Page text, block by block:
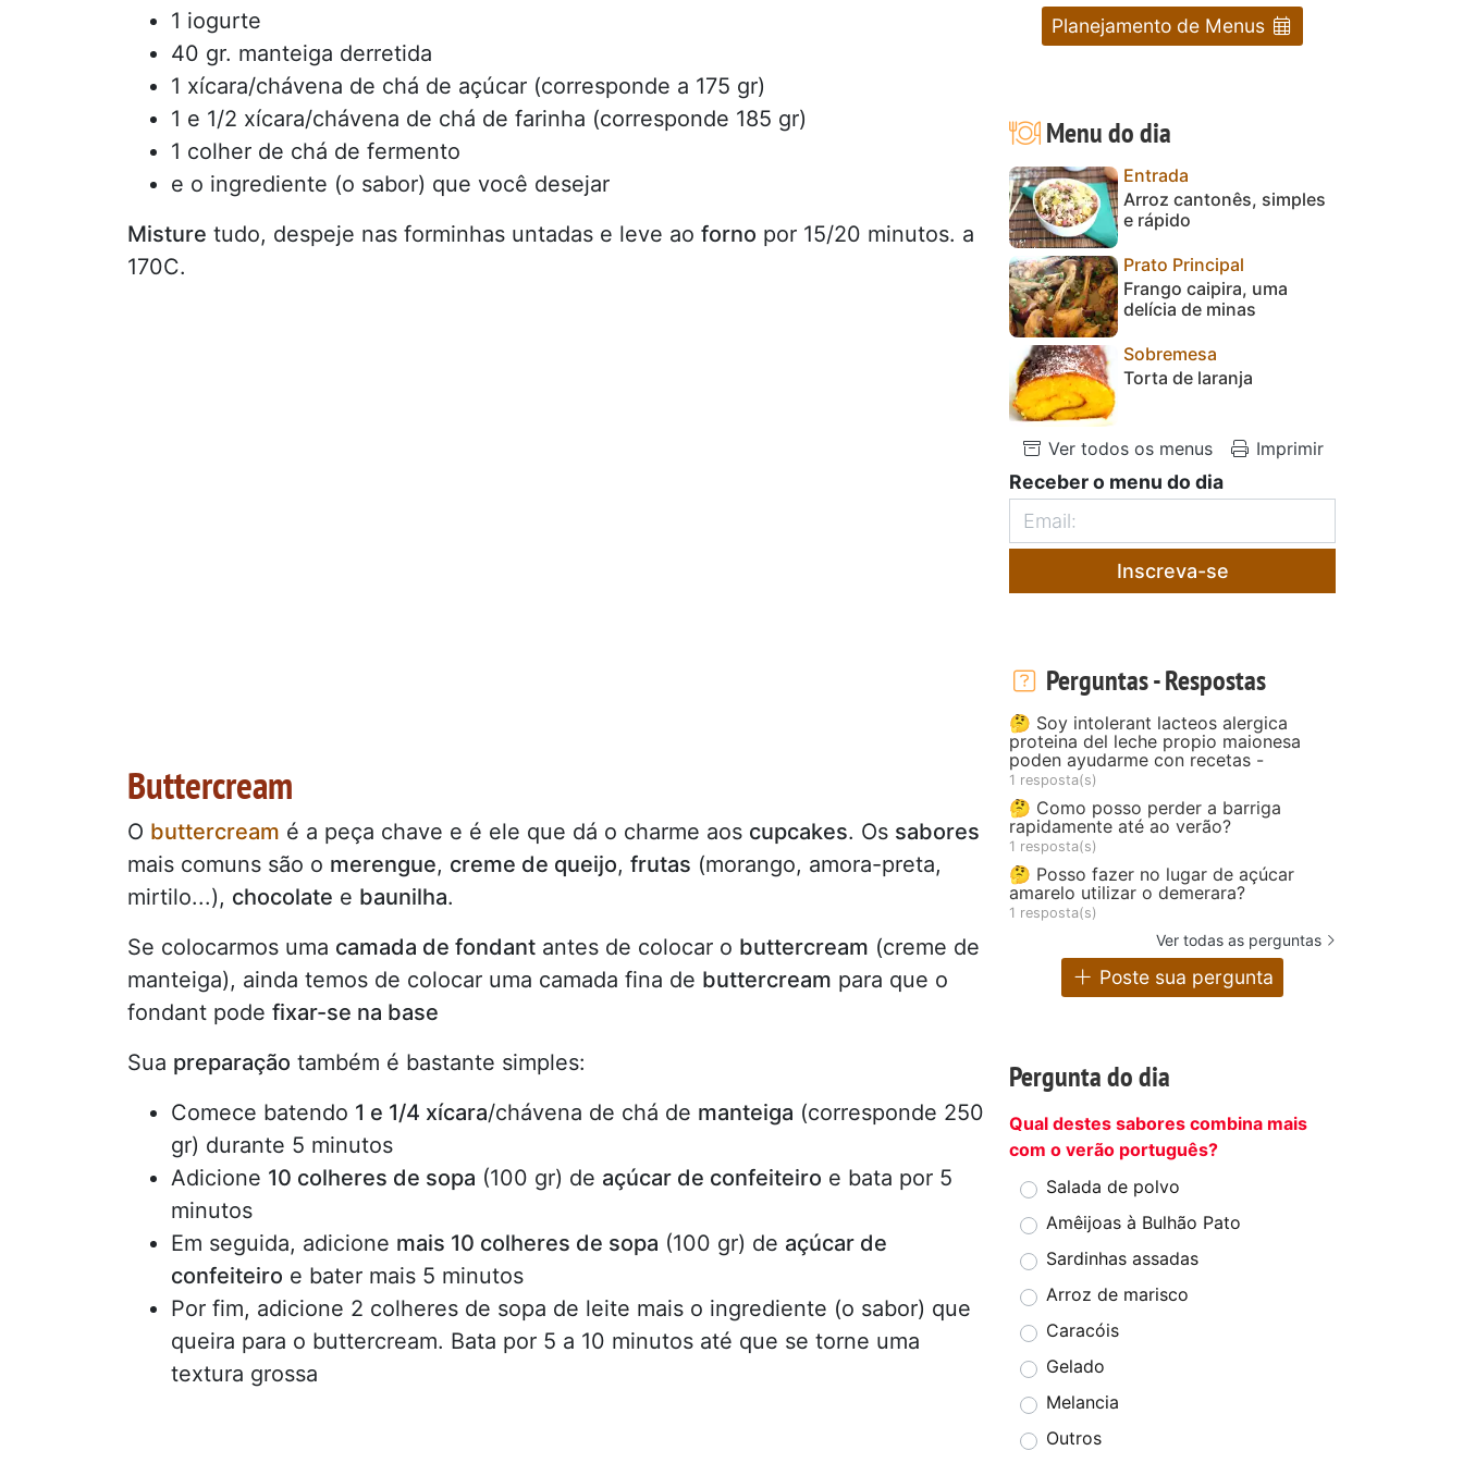
1 iogurte
40 gr. manteiga derretida
1 xícara/chávena de chá de açúcar (corresponde a 175 gr)
1 e 1/2 xícara/chávena de chá de farinha (corresponde 185 gr)
1 colher de chá de fermento
e o ingrediente (o sabor) que você desejar
Misture tudo, despeje nas forminhas untadas e leve ao forno por 15/20 minutos. a
170C.
Buttercream
O buttercream é a peça chave e é ele que dá o charme aos cupcakes. Os sabores
mais comuns são o merengue, creme de queijo, frutas (morango, amora-preta,
mirtilo...), chocolate e baunilha.
Se colocarmos uma camada de fondant antes de colocar o buttercream (creme de
manteiga), ainda temos de colocar uma camada fina de buttercream para que o
fondant pode fixar-se na base
Sua preparação também é bastante simples:
Comece batendo 1 e 1/4 xícara/chávena de chá de manteiga (corresponde 250
gr) durante 5 minutos
Adicione 10 colheres de sopa (100 gr) de açúcar de confeiteiro e bata por 5
minutos
Em seguida, adicione mais 10 colheres de sopa (100 gr) de açúcar de
confeiteiro e bater mais 5 minutos
Por fim, adicione 2 colheres de sopa de leite mais o ingrediente (o sabor) que
queira para o buttercream. Bata por 5 a 10 minutos até que se torne uma
textura grossa
Planejamento de Menus
Menu do dia
Entrada
Arroz cantonês, simples
e rápido
Prato Principal
Frango caipira, uma
delícia de minas
Sobremesa
Torta de laranja
Ver todos os menus Imprimir
Receber o menu do dia
Inscreva-se
Perguntas - Respostas
🤔 Soy intolerant lacteos alergica
proteina del leche propio maionesa
poden ayudarme con recetas -
1 resposta(s)
🤔 Como posso perder a barriga
rapidamente até ao verão?
1 resposta(s)
🤔 Posso fazer no lugar de açúcar
amarelo utilizar o demerara?
1 resposta(s)
Ver todas as perguntas
Poste sua pergunta
Pergunta do dia
Qual destes sabores combina mais
com o verão português?
Salada de polvo
Amêijoas à Bulhão Pato
Sardinhas assadas
Arroz de marisco
Caracóis
Gelado
Melancia
Outros